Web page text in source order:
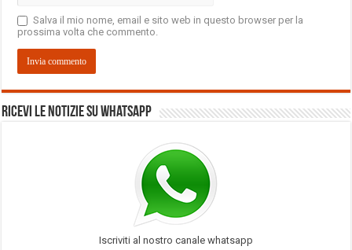
Salva il mio nome, email e sito web in questo browser per la
prossima volta che commento.
Ricevi le notizie su Whatsapp
Iscriviti al nostro canale whatsapp